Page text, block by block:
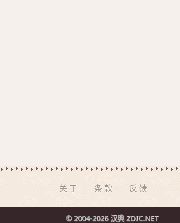
关于 条款 反馈
© 2004-2026 汉典 ZDIC.NET